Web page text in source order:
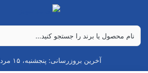
آخرین بروزرسانی: پنجشنبه، ۱۵ مرداد ۱۴۰۵